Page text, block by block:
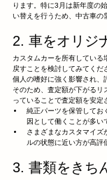
ります。特に3月は新年度の
い替えを行うため、中古車の
2. 車をオリジ
カスタムカーを所有している
戻すことを検討してみてくだ
個人の嗜好に強く影響され、
そのため、査定額が下がるリ
っていることで査定額を安定
純正パーツを保管してお
因として働くことが多い
さまざまなカスタマイズ
ルの状態に近い方が高評
3. 書類をきち